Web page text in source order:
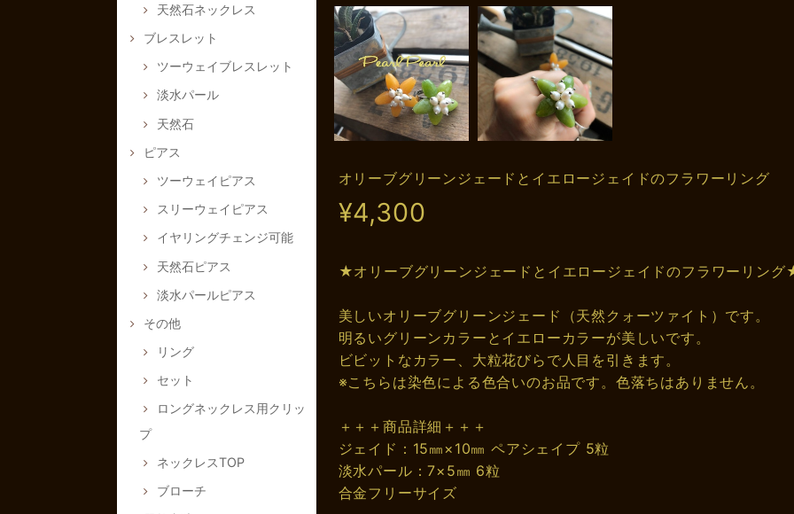
天然石ネックレス
ブレスレット
ツーウェイブレスレット
淡水パール
天然石
ピアス
ツーウェイピアス
スリーウェイピアス
イヤリングチェンジ可能
天然石ピアス
淡水パールピアス
その他
リング
セット
ロングネックレス用クリッ
プ
ネックレスTOP
ブローチ
オリーブグリーンジェードとイエロージェイドのフラワーリング
¥4,300
★オリーブグリーンジェードとイエロージェイドのフラワーリン
美しいオリーブグリーンジェード（天然クォーツァイト）です。
明るいグリーンカラーとイエローカラーが美しいです。
ビビットなカラー、大粒花びらで人目を引きます。
※こちらは染色による色合いのお品です。色落ちはありません。
＋＋＋商品詳細＋＋＋
ジェイド：15㎜×10㎜ ペアシェイプ 5粒
淡水パール：7×5㎜ 6粒
合金フリーサイズ